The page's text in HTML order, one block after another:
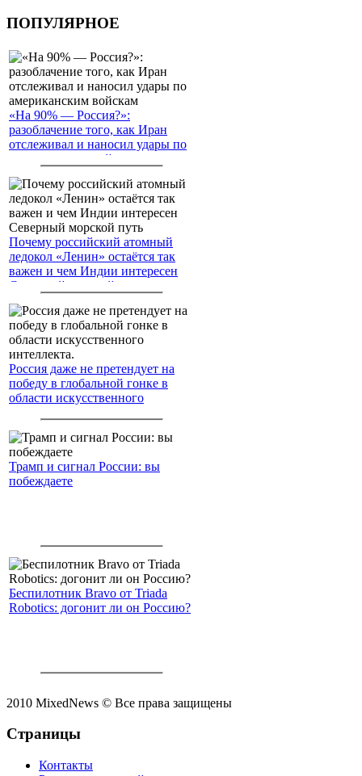
ПОПУЛЯРНОЕ
«На 90% — Россия?»:
разоблачение того, как Иран
отслеживал и наносил удары по
американским войскам
Почему российский атомный
ледокол «Ленин» остаётся так
важен и чем Индии интересен
Северный морской путь
Россия даже не претендует на
победу в глобальной гонке в
области искусственного
Трамп и сигнал России: вы
побеждаете
Беспилотник Bravo от Triada
Robotics: догонит ли он Россию?
2010 MixedNews © Все права защищены
Страницы
Контакты